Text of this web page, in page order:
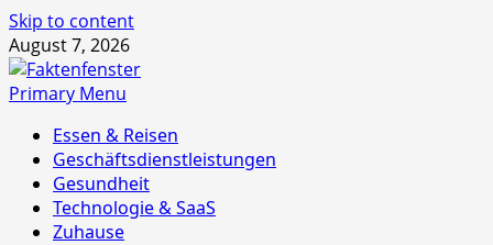
Skip to content
August 7, 2026
Primary Menu
Essen & Reisen
Geschäftsdienstleistungen
Gesundheit
Technologie & SaaS
Zuhause